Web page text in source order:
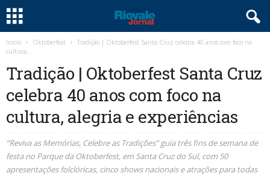
Início Oktoberfest
Tradição | Oktoberfest Santa Cruz celebra 40 anos com foco na
cultura,...
Tradição | Oktoberfest Santa Cruz
celebra 40 anos com foco na
cultura, alegria e experiências
“Reviva as Memórias, Celebre as Tradições” guia três fins de semana de
festa no Parque da Oktoberfest, em Santa Cruz do Sul, com 50
apresentações folclóricas, cinco shows nacionais e atrações para todas